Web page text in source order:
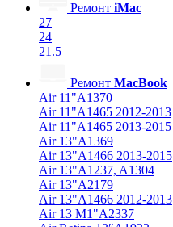
Ремонт iMac
27
24
21.5
Ремонт MacBook
Air 11"A1370
Air 11"A1465 2012-2013
Air 11"A1465 2013-2015
Air 13"A1369
Air 13"A1466 2013-2015
Air 13"A1237, A1304
Air 13"A2179
Air 13"A1466 2012-2013
Air 13 M1"A2337